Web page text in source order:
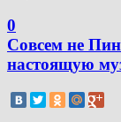
0
Совсем не
настоящую